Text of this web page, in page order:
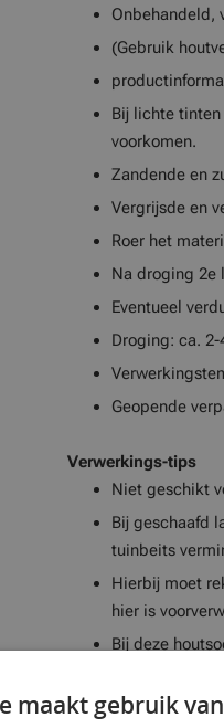
Onbehandeld,
(Gebruik
Bij lichte
voorkomen.
Zandende en
Vergrijsde en
Roer het
Na droging 2e
Eventueel
Droging: ca.
Geopende
Verwerkings-tips
Niet geschikt
Bij geschaafd
tuinbeits
Hierbij moet
hier is
Bij deze
maakt gebruik